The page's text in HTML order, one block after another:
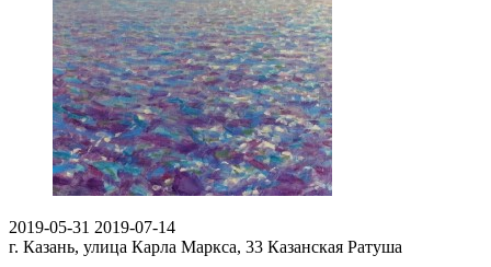
2019-05-31 2019-07-14
г. Казань, улица Карла Маркса, 33 Казанская Ратуша